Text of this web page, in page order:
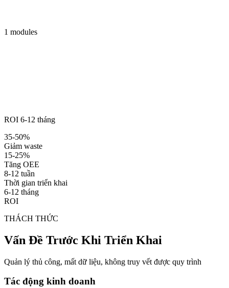
1 modules
ROI 6-12 tháng
35-50%
Giảm waste
15-25%
Tăng OEE
8-12 tuần
Thời gian triển khai
6-12 tháng
ROI
THÁCH THỨC
Vấn Đề Trước Khi Triển Khai
Quản lý thủ công, mất dữ liệu, không truy vết được quy trình
Tác động kinh doanh